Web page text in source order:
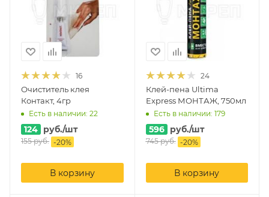
16
Очиститель клея
Контакт, 4гр
Есть в наличии: 22
124 руб./шт
155руб. -20%
В корзину
24
Клей-пена Ultima
Express МОНТАЖ, 750мл
Есть в наличии: 179
596 руб./шт
745руб. -20%
В корзину